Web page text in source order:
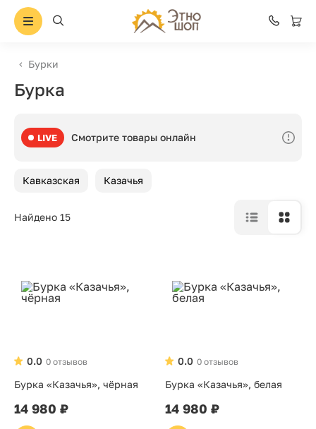
Бурки
Бурка
LIVE Смотрите товары онлайн
Найдено 15
Кавказская Казачья
0 отзывов
0.0
Бурка «Казачья», чёрная
14 980 ₽
0 отзывов
0.0
Бурка «Казачья», белая
14 980 ₽